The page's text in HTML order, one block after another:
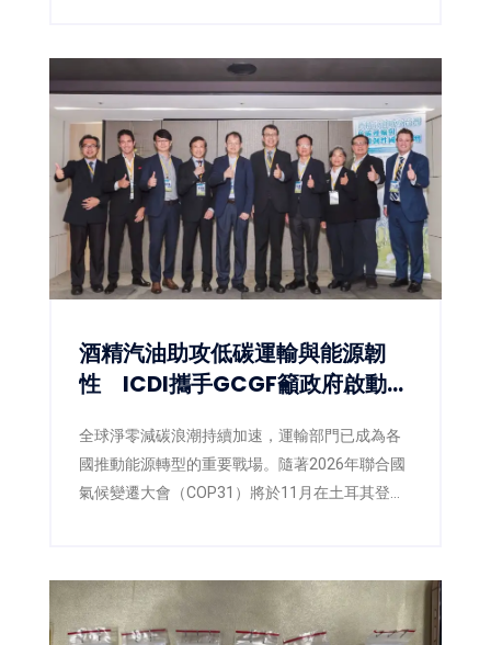
酒精汽油助攻低碳運輸與能源韌
性 ICDI攜手GCGF籲政府啟動
全球淨零減碳浪潮持續加速，運輸部門已成為各
國推動能源轉型的重要戰場。隨著2026年聯合國
氣候變遷大會（COP31）將於11月在土耳其登
對臺灣即將推動第三版國家自定貢獻
（NDC3.0），如何兼顧減碳、能源安全與供應韌
性，已成為產官學界共同關注的核心議題。